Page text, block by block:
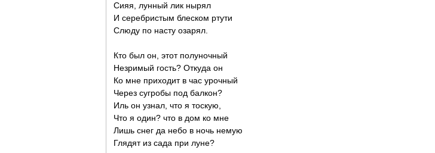
Сияя, лунный лик нырял
И серебристым блеском ртути
Слюду по насту озарял.
Кто был он, этот полуночный
Незримый гость? Откуда он
Ко мне приходит в час урочный
Через сугробы под балкон?
Иль он узнал, что я тоскую,
Что я один? что в дом ко мне
Лишь снег да небо в ночь немую
Глядят из сада при луне?